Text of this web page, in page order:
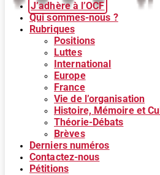
J’adhère à l’OCF
Qui sommes-nous ?
Rubriques
Positions
Luttes
International
Europe
France
Vie de l’organisation
Histoire, Mémoire et
Théorie-Débats
Brèves
Derniers numéros
Contactez-nous
Pétitions